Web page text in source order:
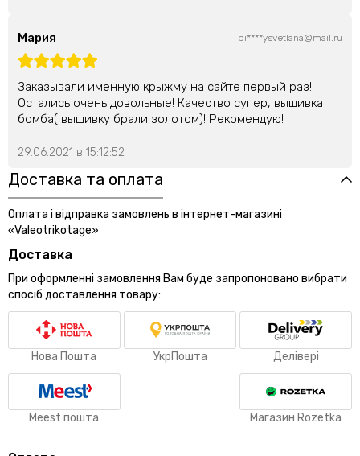
Мария pi****ysvetlana@mail.ru
Заказывали именную крыжму на сайте первый раз!
Остались очень довольные! Качество супер, вышивка
бомба( вышивку брали золотом)! Рекомендую!
29.06.2021 в 15:12:52
Доставка та оплата
Оплата і відправка замовлень в інтернет-магазині
«Valeotrikotage»
Доставка
При оформленні замовлення Вам буде запропоновано вибрати
спосіб доставлення товару:
Нова Пошта УкрПошта Делівері
Meest пошта Магазин Rozetka